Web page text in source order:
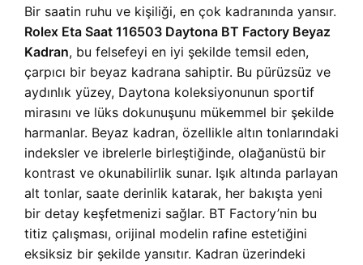
Bir saatin ruhu ve kişiliği, en çok kadranında yansır.
Rolex Eta Saat 116503 Daytona BT Factory Beyaz
Kadran, bu felsefeyi en iyi şekilde temsil eden,
çarpıcı bir beyaz kadrana sahiptir. Bu pürüzsüz ve
aydınlık yüzey, Daytona koleksiyonunun sportif
mirasını ve lüks dokunuşunu mükemmel bir şekilde
harmanlar. Beyaz kadran, özellikle altın tonlarındaki
indeksler ve ibrelerle birleştiğinde, olağanüstü bir
kontrast ve okunabilirlik sunar. Işık altında parlayan
alt tonlar, saate derinlik katarak, her bakışta yeni
bir detay keşfetmenizi sağlar. BT Factory’nin bu
titiz çalışması, orijinal modelin rafine estetiğini
eksiksiz bir şekilde yansıtır. Kadran üzerindeki